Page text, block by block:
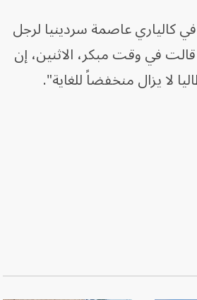
في كالياري عاصمة سردينيا لرجل
في وقت مبكر، الاثنين، إن
لا يزال منخفضاً للغاية".